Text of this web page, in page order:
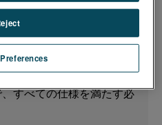
理および生産管理者にと
しいものです。特に航空
要な産業やアプリケーシ
ェーンのすべての進化で
す。そのため、すべての
すべての仕様を満たす必